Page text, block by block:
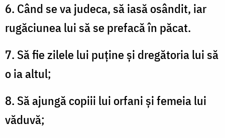
6. Când se va judeca, să iasă osândit, iar
rugăciunea lui să se prefacă în păcat.
7. Să fie zilele lui puține și dregătoria lui să
o ia altul;
8. Să ajungă copiii lui orfani și femeia lui
văduvă;